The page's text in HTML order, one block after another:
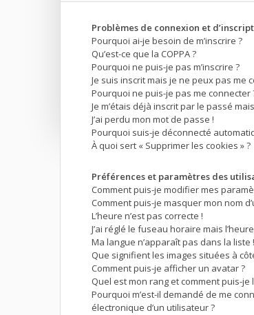
Problèmes de connexion et
Pourquoi ai-je besoin de m’inscrire ?
Qu’est-ce que la COPPA ?
Pourquoi ne puis-je pas m’inscrire ?
Je suis inscrit mais je ne peux pas me
Pourquoi ne puis-je pas me connecter
Je m’étais déjà inscrit par le passé
J’ai perdu mon mot de passe !
Pourquoi suis-je déconnecté
À quoi sert « Supprimer les cookies » ?
Préférences et paramètres des
Comment puis-je modifier mes
Comment puis-je masquer mon nom
L’heure n’est pas correcte !
J’ai réglé le fuseau horaire mais
Ma langue n’apparaît pas dans la liste !
Que signifient les images situées à
Comment puis-je afficher un avatar ?
Quel est mon rang et comment puis-je
Pourquoi m’est-il demandé de me
électronique d’un utilisateur ?